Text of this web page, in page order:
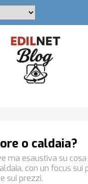
o caldaia?
ma esaustiva su
con un focus sui
sui prezzi.